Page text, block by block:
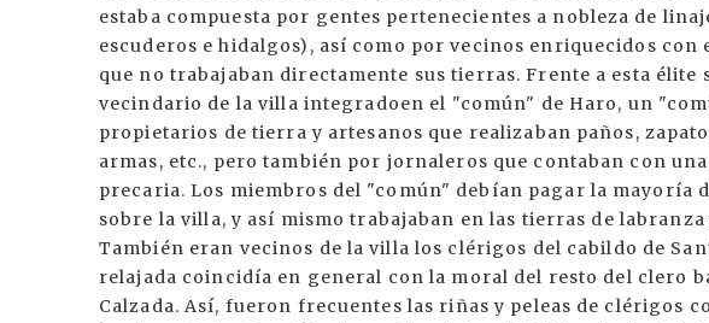
estaba compuesta por gentes pertenecientes a nobleza de
escuderos e hidalgos), así como por vecinos enriquecidos
que no trabajaban directamente sus tierras. Frente a esta élite
vecindario de la villa integradoen el "común" de Haro, un
propietarios de tierra y artesanos que realizaban paños,
armas, etc., pero también por jornaleros que contaban con
precaria. Los miembros del "común" debían pagar la mayoría
sobre la villa, y así mismo trabajaban en las tierras de
También eran vecinos de la villa los clérigos del cabildo de
relajada coincidía en general con la moral del resto del clero
Calzada. Así, fueron frecuentes las riñas y peleas de clérigos